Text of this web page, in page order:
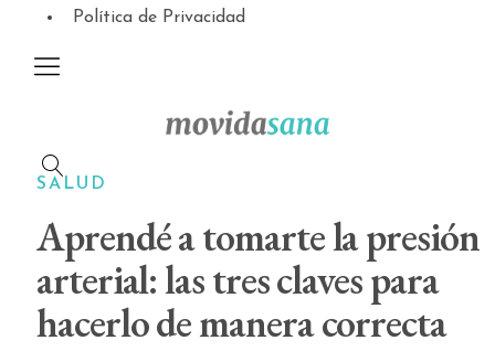
Política de Privacidad
SALUD
Aprendé a tomarte la presión
arterial: las tres claves para
hacerlo de manera correcta